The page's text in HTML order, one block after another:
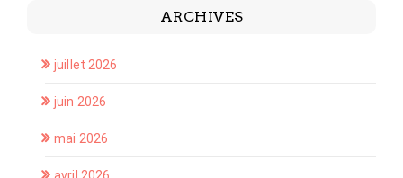
ARCHIVES
juillet 2026
juin 2026
mai 2026